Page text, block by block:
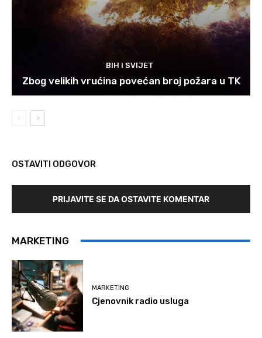
BIH I SVIJET
Zbog velikih vrućina povećan broj požara u TK
OSTAVITI ODGOVOR
PRIJAVITE SE DA OSTAVITE KOMENTAR
MARKETING
MARKETING
Cjenovnik radio usluga